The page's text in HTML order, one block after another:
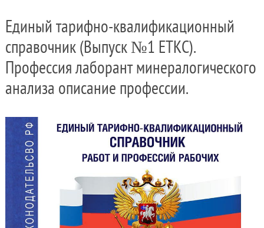
Единый тарифно-квалификационный
справочник (Выпуск №1 ЕТКС).
Профессия лаборант минералогического
анализа описание профессии.